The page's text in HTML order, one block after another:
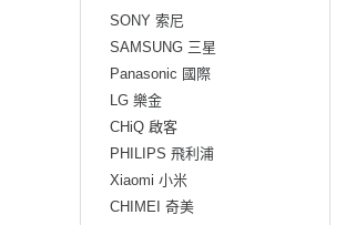
SONY 索尼
SAMSUNG 三星
Panasonic 國際
LG 樂金
CHiQ 啟客
PHILIPS 飛利浦
Xiaomi 小米
CHIMEI 奇美